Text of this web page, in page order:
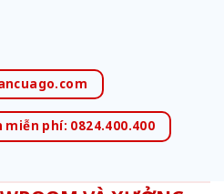
phí: 0824.400.400